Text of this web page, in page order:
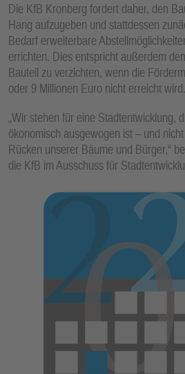
Die KfB Kronberg fordert daher, den
Hang aufzugeben und stattdessen
Bedarf erweiterbare
errichten. Dies entspricht außerdem
Bauteil zu verzichten, wenn die
oder 9 Millionen Euro nicht erreicht wird.
„Wir stehen für eine Stadtentwicklung,
ökonomisch ausgewogen ist – und
Rücken unserer Bäume und Bürger,“
die KfB im Ausschuss für